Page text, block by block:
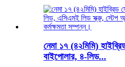
নেমা ১৭ (৪২মিমি)
বাইপোলার, ৪-লিড...